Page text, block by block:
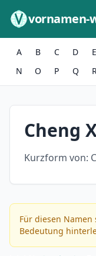
vornamen-
A B C D E
N
O P Q
Cheng
Kurzform von:
Für diesen
Bedeutung